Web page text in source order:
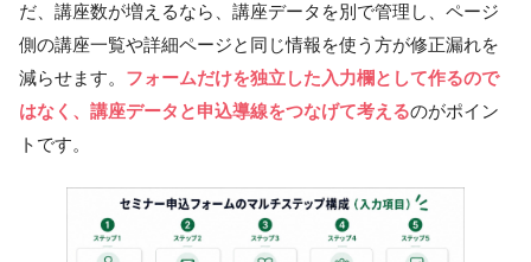
だ、講座数が増えるなら、講座データを別で管理し、ページ
側の講座一覧や詳細ページと同じ情報を使う方が修正漏れを
減らせます。 フォームだけを独立した入力欄として作るので
はなく、講座データと申込導線をつなげて考えるのがポイン
トです。